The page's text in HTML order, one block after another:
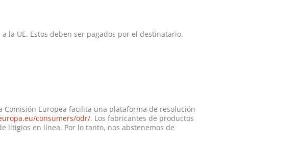
la UE. Estos deben ser pagados por el destinatario.
Comisión Europea facilita una plataforma de resolución
consumers/odr/. Los fabricantes de productos
litigios en línea. Por lo tanto, nos abstenemos de